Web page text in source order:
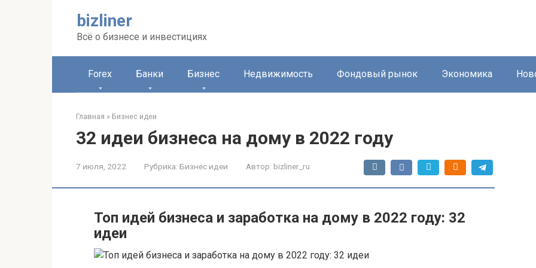
bizliner
Всё о бизнесе и инвестициях
Forex Банки Бизнес Недвижимость Фондовый рынок Экономика
Главная » Бизнес идеи
32 идеи бизнеса на дому в 2022 году
7 июля, 2022 Рубрика: Бизнес идеи Автор: bizliner_ru
Топ идей бизнеса и заработка на дому в 2022 году: 32
идеи